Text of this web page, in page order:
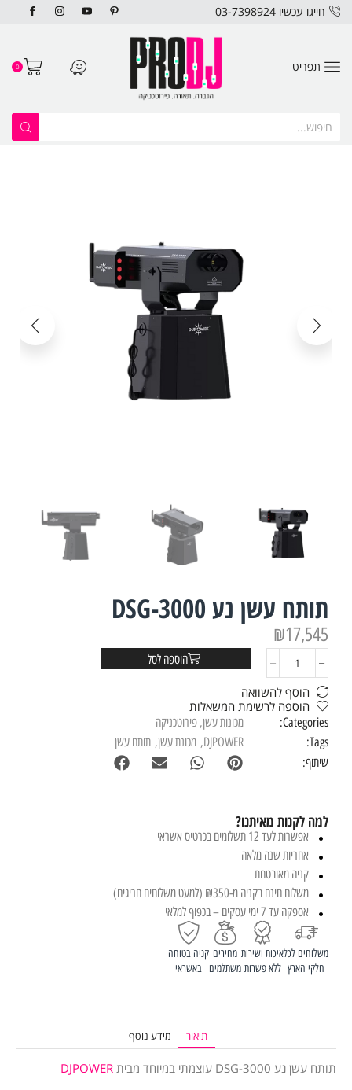
חייגו עכשיו 03-7398924
תפריט 0
תותח עשן נע DSG-3000
₪17,545
הוספה לסל
הוסף להשוואה
הוספה לרשימת המשאלות
Categories: מכונות עשן, פירוטכניקה
Tags:
DJPOWER
, מכונת עשן, תותח עשן
שיתוף:
למה לקנות מאיתנו?
אפשרות לעד 12 תשלומים בכרטיס אשראי
אחריות שנה מלאה
קניה מאובטחת
משלוח חינם בקניה מ-₪350 (למעט משלוחים חריגים)
אספקה עד 7 ימי עסקים – בכפוף למלאי
משלוחים לכל
חלקי הארץ
איכות ושירות
ללא פשרות
מחירים
משתלמים
קניה בטוחה
באשראי
תיאור מידע נוסף
תותח עשן נע DSG-3000 עוצמתי במיוחד מבית
DJPOWER